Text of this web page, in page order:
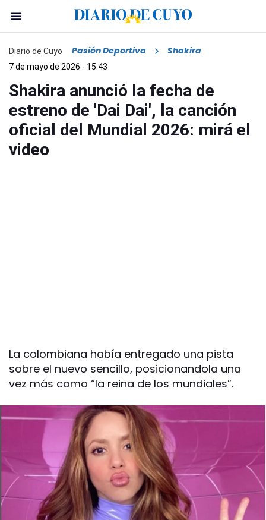
Diario de Cuyo Pasión Deportiva Shakira
7 de mayo de 2026 - 15:43
Shakira anunció la fecha de
estreno de 'Dai Dai', la canción
oficial del Mundial 2026: mirá el
video
La colombiana había entregado una pista
sobre el nuevo sencillo, posicionandola una
vez más como “la reina de los mundiales”.